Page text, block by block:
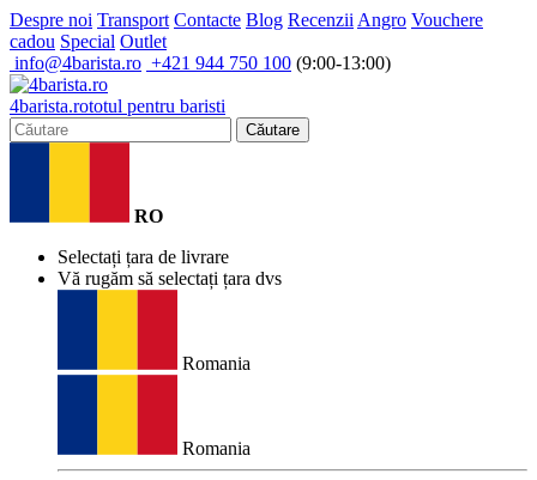
Despre noi Transport Contacte Blog Recenzii Angro Vouchere
cadou Special Outlet
info@4barista.ro +421 944 750 100 (9:00-13:00)
4barista.rototul pentru baristi
Căutare
RO
Selectați țara de livrare
Vă rugăm să selectați țara dvs
Romania
Romania